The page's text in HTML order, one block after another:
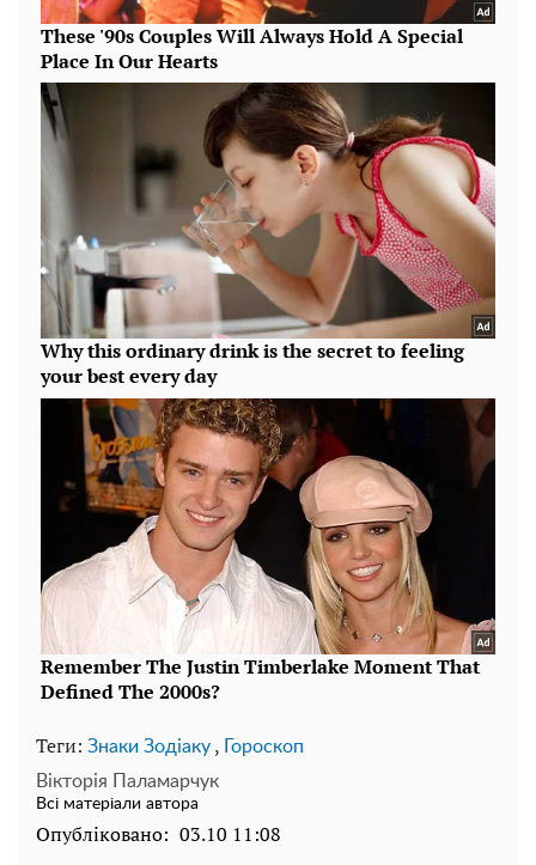
Теги: Знаки Зодіаку ,
Гороскоп
Вікторія Паламарчук
Всі матеріали автора
Опубліковано: 03.10 11:08